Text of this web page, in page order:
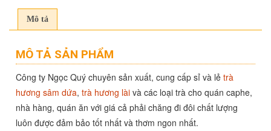
Mô tả
MÔ TẢ SẢN PHẨM
Công ty Ngọc Quý chuyên sản xuất, cung cấp sỉ và lẻ trà
hương sâm dứa, trà hương lài và các loại trà cho quán caphe,
nhà hàng, quán ăn với giá cả phải chăng đi đôi chất lượng
luôn được đảm bảo tốt nhất và thơm ngon nhất.